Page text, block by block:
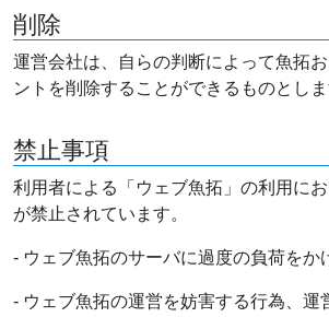
削除
運営会社は、自らの判断によって魚拓
ントを削除することができるものとしま
禁止事項
利用者による「ウェブ魚拓」の利用に
が禁止されています。
- ウェブ魚拓のサーバに過度の負荷をか
- ウェブ魚拓の運営を妨害する行為、運